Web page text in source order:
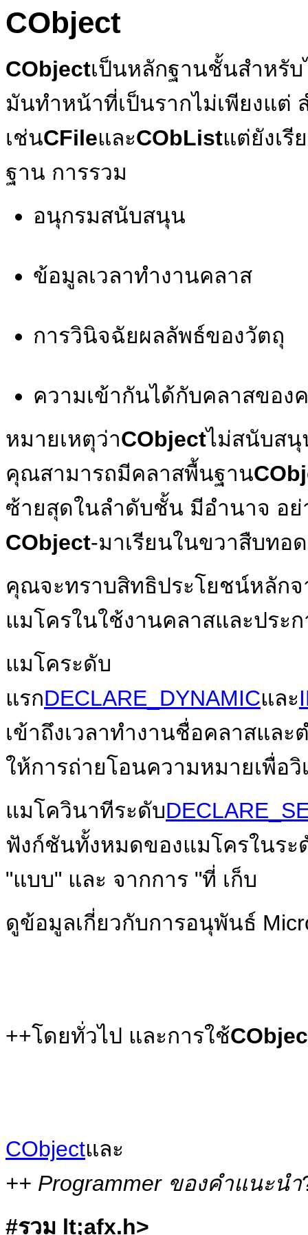
CObject
CObjectเป็นหลักฐานชั้นสำหรับ
มันทำหน้าที่เป็นรากไม่เพียงแต่
เช่นCFileและCObListแต่ยังเ
ฐาน การรวม
อนุกรมสนับสนุน
ข้อมูลเวลาทำงานคลาส
การวินิจฉัยผลลัพธ์ของวัตถุ
ความเข้ากันได้กับคลาสของ
หมายเหตุว่าCObjectไม่สนับสนุ
คุณสามารถมีคลาสพื้นฐาน
ซ้ายสุดในลำดับชั้น มีอำนาจ อย่
CObject-มาเรียนในขวาสืบทอ
คุณจะทราบสิทธิประโยชน์หลัก
แมโครในใช้งานคลาสและประ
แมโคระดับ
แรกDECLARE_DYNAMICและ
เข้าถึงเวลาทำงานชื่อคลาสแล
ให้การถ่ายโอนความหมายเพื่อ
แมโควินาทีระดับ
ฟังก์ชันทั้งหมดของแมโครในระ
"แบบ" และ จากการ "ที่ เก็บ
ดูข้อมูลเกี่ยวกับการอนุพันธ์
++โดยทั่วไป และการใช้
CObjectและ
++ Programmer ของคำแนะนำ
#รวม lt;afx.h>